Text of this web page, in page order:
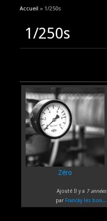
Vous êtes ici
Accueil » 1/250s
1/250s
Zéro
Ajouté Il y a 7 années
par Francky les bon...